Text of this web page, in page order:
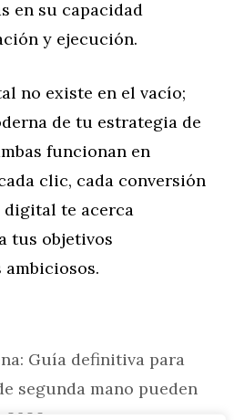
en su capacidad
y ejecución.
no existe en el vacío;
de tu estrategia de
funcionan en
clic, cada conversión
te acerca
tus objetivos
ambiciosos.
Guía definitiva para
segunda mano pueden